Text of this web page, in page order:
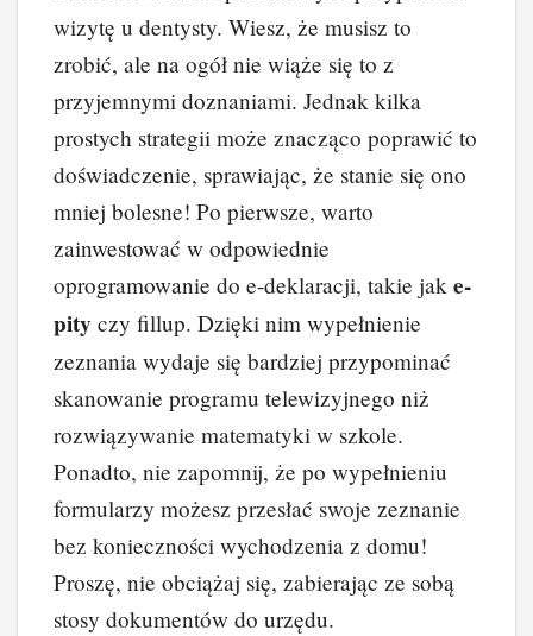
wizytę u dentysty. Wiesz, że musisz to
zrobić, ale na ogół nie wiąże się to z
przyjemnymi doznaniami. Jednak kilka
prostych strategii może znacząco poprawić to
doświadczenie, sprawiając, że stanie się ono
mniej bolesne! Po pierwsze, warto
zainwestować w odpowiednie
oprogramowanie do e-deklaracji, takie jak e-
pity czy fillup. Dzięki nim wypełnienie
zeznania wydaje się bardziej przypominać
skanowanie programu telewizyjnego niż
rozwiązywanie matematyki w szkole.
Ponadto, nie zapomnij, że po wypełnieniu
formularzy możesz przesłać swoje zeznanie
bez konieczności wychodzenia z domu!
Proszę, nie obciążaj się, zabierając ze sobą
stosy dokumentów do urzędu.